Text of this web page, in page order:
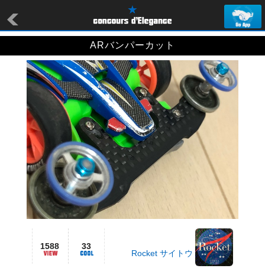
ARバンパーカット
1588 33
Rocket サイトウ